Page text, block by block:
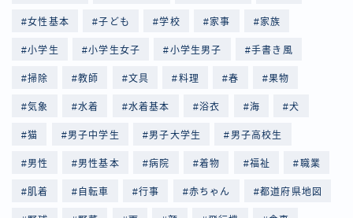
女性基本 子ども 学校 家事 家族
小学生 小学生女子 小学生男子 手書き風
掃除 教師 文具 料理 春 果物
気象 水着 水着基本 浴衣 海 犬
猫 男子中学生 男子大学生 男子高校生
男性 男性基本 病院 着物 福祉 職業
肌着 自転車 行事 赤ちゃん 都道府県地図